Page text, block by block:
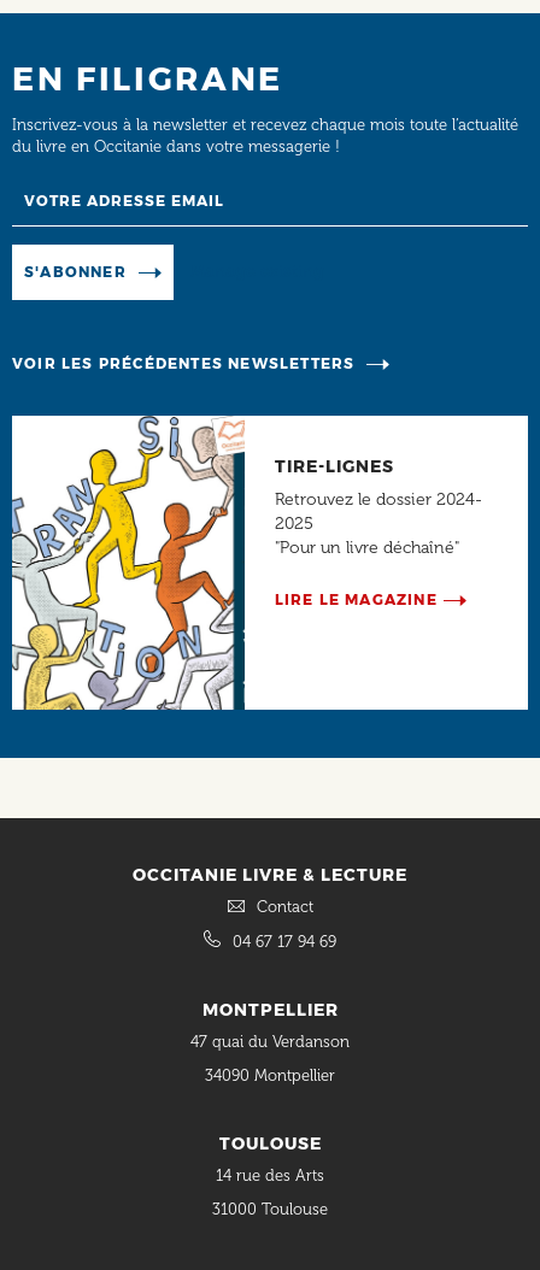
EN FILIGRANE
Inscrivez-vous à la newsletter et recevez chaque mois toute l’actualité
du livre en Occitanie dans votre messagerie !
S'ABONNER
VOIR LES PRÉCÉDENTES NEWSLETTERS
TIRE-LIGNES
Retrouvez le dossier 2024-
2025
"Pour un livre déchaîné"
LIRE LE MAGAZINE
OCCITANIE LIVRE & LECTURE
Contact
04 67 17 94 69
MONTPELLIER
47 quai du Verdanson
34090 Montpellier
TOULOUSE
14 rue des Arts
31000 Toulouse